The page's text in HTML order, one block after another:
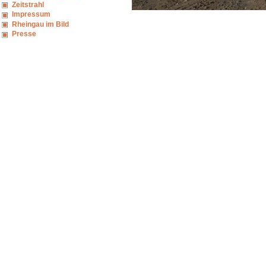
Zeitstrahl
Impressum
Rheingau im Bild
Presse